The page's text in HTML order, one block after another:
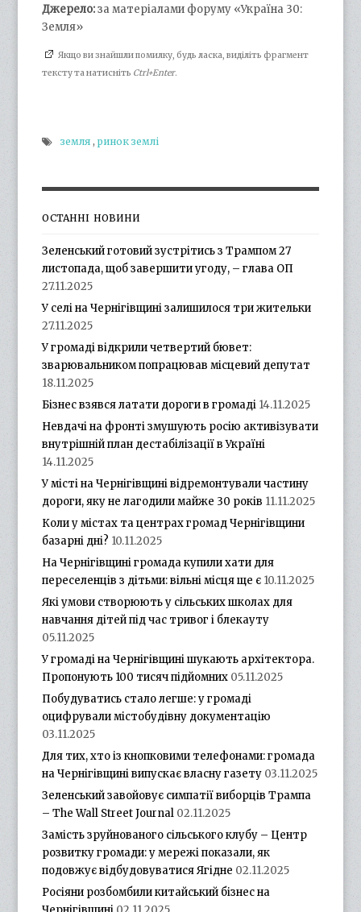
Джерело:за матеріалами форуму «Україна 30:
Земля»
Якщо ви знайшли помилку, будь ласка, виділіть фрагмент
тексту та натисніть Ctrl+Enter.
земля ,ринок землі
ОСТАННІ НОВИНИ
Зеленський готовий зустрітись з Трампом 27
листопада, щоб завершити угоду, – глава ОП
27.11.2025
У селі на Чернігівщині залишилося три жительки
27.11.2025
У громаді відкрили четвертий бювет:
зварювальником попрацював місцевий депутат
18.11.2025
Бізнес взявся латати дороги в громаді 14.11.2025
Невдачі на фронті змушують росію активізувати
внутрішній план дестабілізації в Україні
14.11.2025
У місті на Чернігівщині відремонтували частину
дороги, яку не лагодили майже 30 років 11.11.2025
Коли у містах та центрах громад Чернігівщини
базарні дні? 10.11.2025
На Чернігівщині громада купили хати для
переселенців з дітьми: вільні місця ще є 10.11.2025
Які умови створюють у сільських школах для
навчання дітей під час тривог і блекауту
05.11.2025
У громаді на Чернігівщині шукають архітектора.
Пропонують 100 тисяч підйомних 05.11.2025
Побудуватись стало легше: у громаді
оцифрували містобудівну документацію
03.11.2025
Для тих, хто із кнопковими телефонами: громада
на Чернігівщині випускає власну газету 03.11.2025
Зеленський завойовує симпатії виборців Трампа
– The Wall Street Journal 02.11.2025
Замість зруйнованого сільського клубу – Центр
розвитку громади: у мережі показали, як
подовжує відбудовуватися Ягідне 02.11.2025
Росіяни розбомбили китайський бізнес на